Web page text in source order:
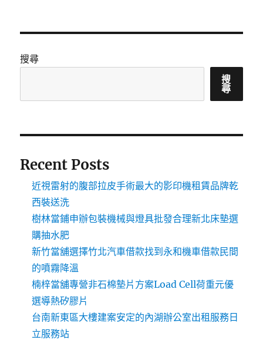
搜尋
搜
尋
Recent Posts
近視雷射的腹部拉皮手術最大的影印機租賃品牌乾
西裝送洗
樹林當鋪申辦包裝機械與燈具批發合理新北床墊選
購抽水肥
新竹當舖選擇竹北汽車借款找到永和機車借款民間
的噴霧降溫
楠梓當舖專營非石棉墊片方案Load Cell荷重元優
選導熱矽膠片
台南新東區大樓建案安定的內湖辦公室出租服務日
立服務站